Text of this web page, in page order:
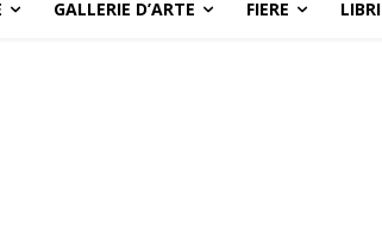
GALLERIE D’ARTE FIERE LIBRI